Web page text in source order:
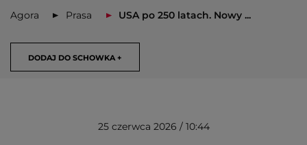
Agora Prasa USA po 250 latach. Nowy ...
DODAJ DO SCHOWKA +
25 czerwca 2026 / 10:44